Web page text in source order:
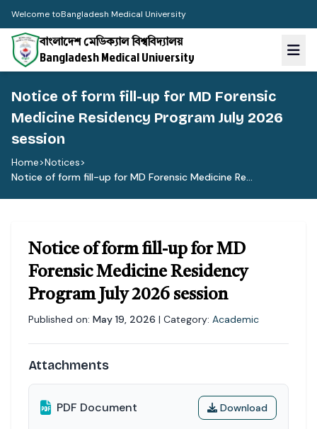
Welcome toBangladesh Medical University
বাংলাদেশ মেডিক্যাল বিশ্ববিদ্যালয়
Bangladesh Medical University
Notice of form fill-up for MD Forensic
Medicine Residency Program July 2026
session
Home>Notices>
Notice of form fill-up for MD Forensic Medicine Re...
Notice of form fill-up for MD
Forensic Medicine Residency
Program July 2026 session
Published on: May 19, 2026 | Category: Academic
Attachments
PDF Document Download